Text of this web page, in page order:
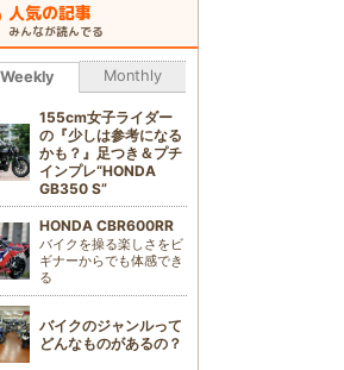
人気の記事
みんなが読んでる
Weekly Monthly
155cm女子ライダー
の『少しは参考になる
かも？』足つき＆プチ
インプレ“HONDA
GB350 S”
HONDA CBR600RR
バイクを操る楽しさをビ
ギナーからでも体感でき
る
バイクのジャンルって
どんなものがあるの？